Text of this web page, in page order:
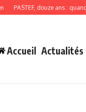
PASTEF, douze ans :
Accueil Actualités